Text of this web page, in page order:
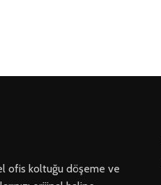
ofis koltuğu döşeme ve